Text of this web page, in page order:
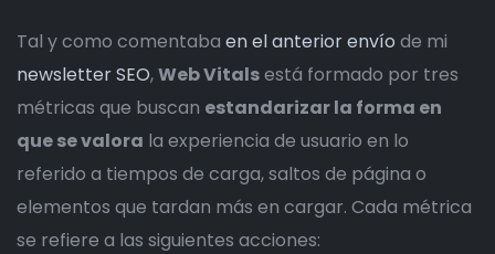
Tal y como comentaba en el anterior envío de mi
newsletter SEO,Web Vitalsestá formado por tres
métricas que buscan estandarizar la forma en
que se valora la experiencia de usuario en lo
referido a tiempos de carga, saltos de página o
elementos que tardan más en cargar. Cada métrica
se refiere a las siguientes acciones: